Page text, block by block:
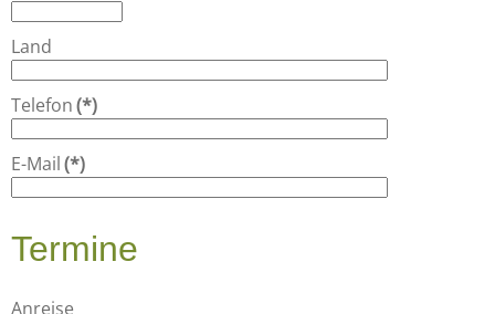
Land
Telefon(*)
E-Mail(*)
Termine
Anreise